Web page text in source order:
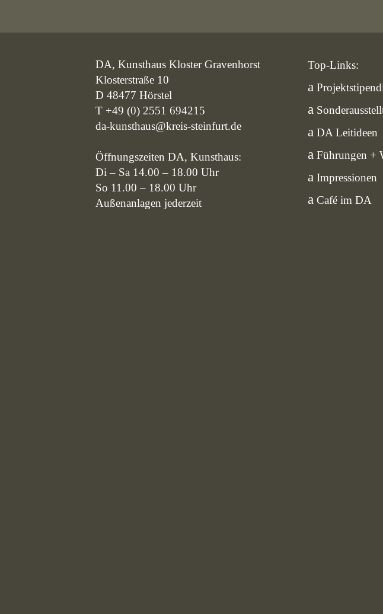
DA, Kunsthaus Kloster Gravenhorst
Klosterstraße 10
D 48477 Hörstel
T +49 (0) 2551 694215
da-kunsthaus@kreis-steinfurt.de
Öffnungszeiten DA, Kunsthaus:
Di – Sa 14.00 – 18.00 Uhr
So 11.00 – 18.00 Uhr
Außenanlagen jederzeit
Top-Links:
DA Leitideen
Führungen +
Impressionen
Café im DA